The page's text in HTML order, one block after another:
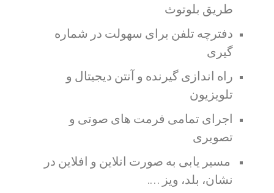
طریق بلوتوث
دفترچه تلفن برای سهولت در شماره
گیری
راه اندازی گیرنده و آنتن دیجیتال و
تلویزیون
اجرای تمامی فرمت های صوتی و
تصویری
مسیر یابی به صورت انلاین و افلاین در
نشان، بلد، ویز ….